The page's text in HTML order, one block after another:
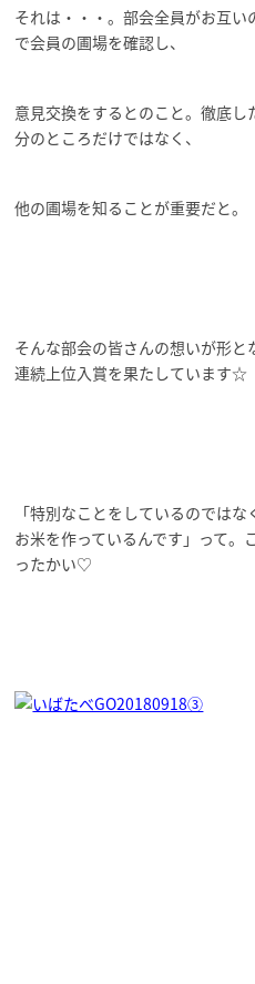
それは・・・。部会全員がお互
で会員の圃場を確認し、
意見交換をするとのこと。徹底
分のところだけではなく、
他の圃場を知ることが重要だと。
そんな部会の皆さんの想いが形と
連続上位入賞を果たしています☆
「特別なことをしているのでは
お米を作っているんです」って。
ったかい♡